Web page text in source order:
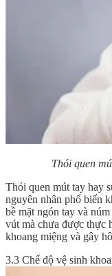
Thói quen
Thói quen mút tay hay
nguyên nhân phổ biến
bề mặt ngón tay và
vút mà chưa được thực
khoang miệng và gây
3.3 Chế độ vệ sinh